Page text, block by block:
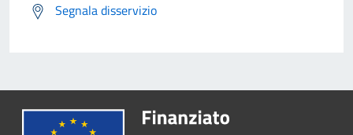
Segnala disservizio